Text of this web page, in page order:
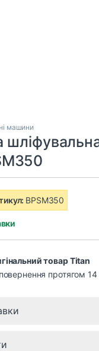
машини
BPSM350
товар Titan
протягом 14